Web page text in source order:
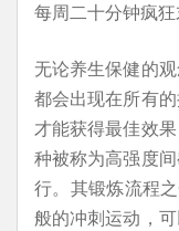
每周二十分钟疯
无论养生保健的
都会出现在所有
才能获得最佳效
种被称为高强度
行。其锻炼流程
般的冲刺运动，